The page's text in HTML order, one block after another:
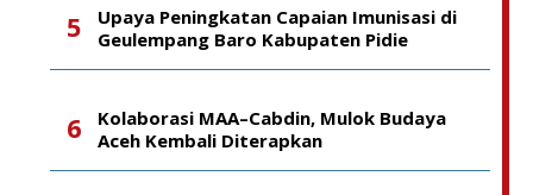
Upaya Peningkatan Capaian Imunisasi di
Geulempang Baro Kabupaten Pidie
Kolaborasi MAA–Cabdin, Mulok Budaya
Aceh Kembali Diterapkan